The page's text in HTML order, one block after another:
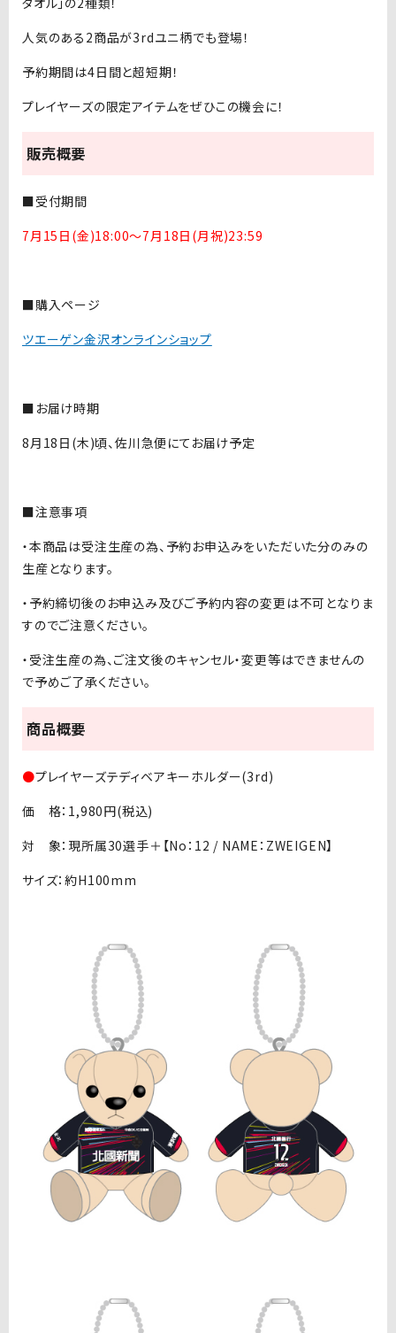
人気のある2商品が3rdユニ柄でも登場！
予約期間は4日間と超短期！
プレイヤーズの限定アイテムをぜひこの機会に！
販売概要
■受付期間
7月15日(金)18:00～7月18日(月祝)23:59
■購入ページ
ツエーゲン金沢オンラインショップ
■お届け時期
8月18日(木)頃、佐川急便にてお届け予定
■注意事項
・本商品は受注生産の為、予約お申込みをいただいた分のみの
生産となります。
・予約締切後のお申込み及びご予約内容の変更は不可となりま
すのでご注意ください。
・受注生産の為、ご注文後のキャンセル・変更等はできませんの
で予めご了承ください。
商品概要
●プレイヤーズテディベアキーホルダー(3rd)
価 格：1,980円(税込)
対 象：現所属30選手＋【No：12 / NAME：ZWEIGEN】
サイズ：約H100mm